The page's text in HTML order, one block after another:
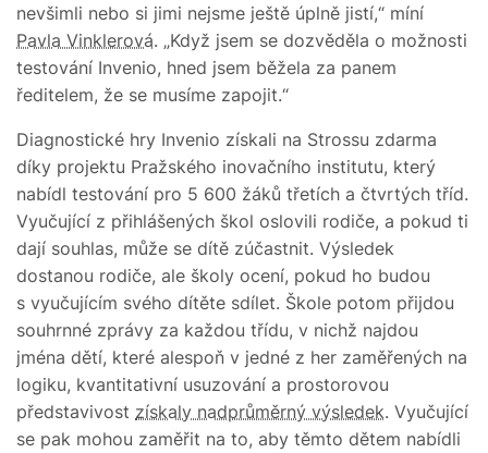
nevšimli nebo si jimi nejsme ještě úplně jistí,“ míní
Pavla Vinklerová. „Když jsem se dozvěděla o možnosti
testování Invenio, hned jsem běžela za panem
ředitelem, že se musíme zapojit.“
Diagnostické hry Invenio získali na Strossu zdarma
díky projektu Pražského inovačního institutu, který
nabídl testování pro 5 600 žáků třetích a čtvrtých tříd.
Vyučující z přihlášených škol oslovili rodiče, a pokud ti
dají souhlas, může se dítě zúčastnit. Výsledek
dostanou rodiče, ale školy ocení, pokud ho budou
s vyučujícím svého dítěte sdílet. Škole potom přijdou
souhrnné zprávy za každou třídu, v nichž najdou
jména dětí, které alespoň v jedné z her zaměřených na
logiku, kvantitativní usuzování a prostorovou
představivost získaly nadprůměrný výsledek. Vyučující
se pak mohou zaměřit na to, aby těmto dětem nabídli